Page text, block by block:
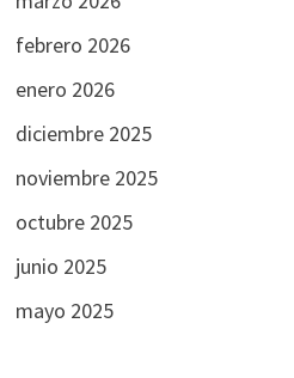
febrero 2026
enero 2026
diciembre 2025
noviembre 2025
octubre 2025
junio 2025
mayo 2025